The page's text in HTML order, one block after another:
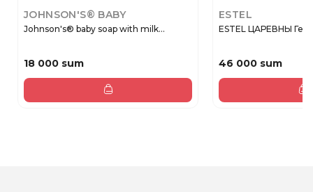
JOHNSON'S® BABY
Johnson's® baby soap with milk...
18 000 sum
ESTEL
ESTEL ЦАРЕВНЫ
46 000 sum